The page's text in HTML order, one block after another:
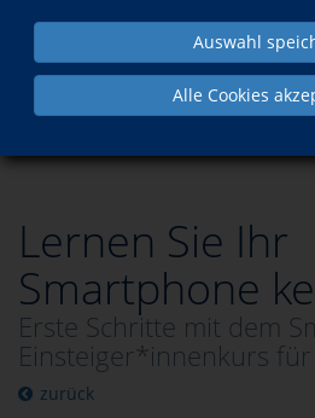
Auswahl
Alle Cookies
Berufliche
Lernen Sie Ihr
Smartphone
Erste Schritte mit dem
Einsteiger*innenkurs
zurück